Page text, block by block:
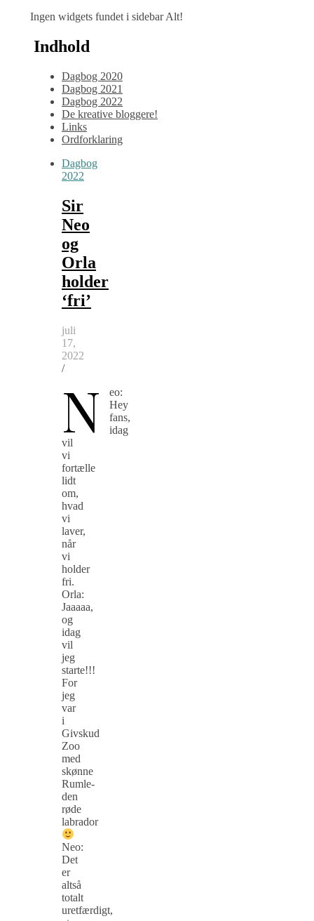
Ingen widgets fundet i sidebar Alt!
Indhold
Dagbog 2020
Dagbog 2021
Dagbog 2022
De kreative bloggere!
Links
Ordforklaring
Dagbog
2022
Sir
Neo
og
Orla
holder
‘fri’
juli
17,
2022
/
N
eo:
Hey
fans,
idag
vil
vi
fortælle
lidt
om,
hvad
vi
laver,
når
vi
holder
fri.
Orla:
Jaaaaa,
og
idag
vil
jeg
starte!!!
For
jeg
var
i
Givskud
Zoo
med
skønne
Rumle-
den
røde
labrador
Neo:
Det
er
altså
totalt
uretfærdigt,